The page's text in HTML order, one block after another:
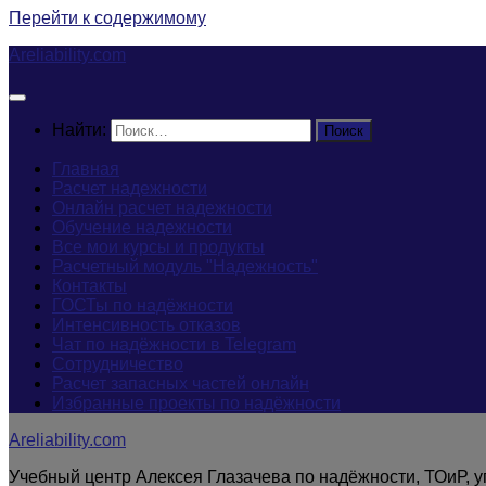
Перейти к содержимому
Areliability.com
Найти:
Главная
Расчет надежности
Онлайн расчет надежности
Обучение надежности
Все мои курсы и продукты
Расчетный модуль "Надежность"
Контакты
ГОСТы по надёжности
Интенсивность отказов
Чат по надёжности в Telegram
Сотрудничество
Расчет запасных частей онлайн
Избранные проекты по надёжности
Areliability.com
Учебный центр Алексея Глазачева по надёжности, ТОиР,